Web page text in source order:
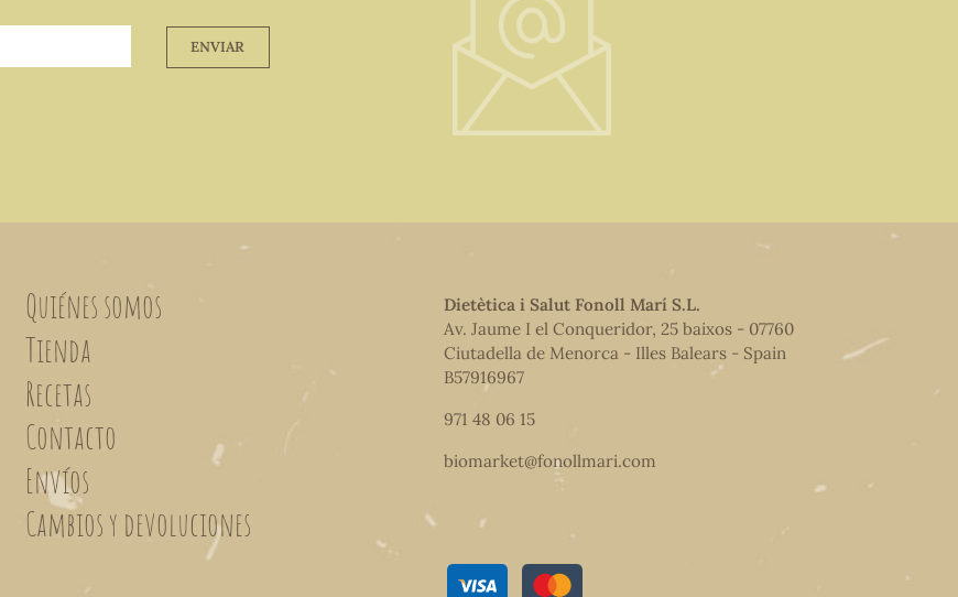
ENVIAR
Quiénes somos
Tienda
Recetas
Contacto
Envíos
Cambios y devoluciones
Dietètica i Salut Fonoll Marí S.L.
Av. Jaume I el Conqueridor, 25 baixos - 07760
Ciutadella de Menorca - Illes Balears - Spain
B57916967
971 48 06 15
biomarket@fonollmari.com